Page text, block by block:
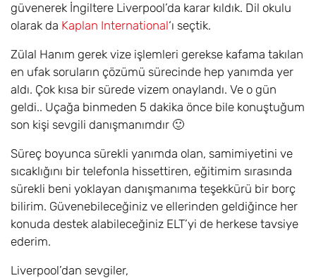
güvenerek İngiltere Liverpool’da karar kıldık. Dil okulu
olarak da Kaplan International‘ı seçtik.
Zülal Hanım gerek vize işlemleri gerekse kafama takılan
en ufak soruların çözümü sürecinde hep yanımda yer
aldı. Çok kısa bir sürede vizem onaylandı. Ve o gün
geldi.. Uçağa binmeden 5 dakika önce bile konuştuğum
son kişi sevgili danışmanımdır 🙂
Süreç boyunca sürekli yanımda olan, samimiyetini ve
sıcaklığını bir telefonla hissettiren, eğitimim sırasında
sürekli beni yoklayan danışmanıma teşekkürü bir borç
bilirim. Güvenebileceğiniz ve ellerinden geldiğince her
konuda destek alabileceğiniz ELT’yi de herkese tavsiye
ederim.
Liverpool’dan sevgiler,